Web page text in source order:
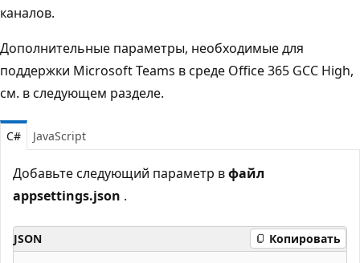
каналов.
Дополнительные параметры, необходимые для
поддержки Microsoft Teams в среде Office 365 GCC High,
см. в следующем разделе.
C# JavaScript
Добавьте следующий параметр вфайл
appsettings.json .
JSON Копировать